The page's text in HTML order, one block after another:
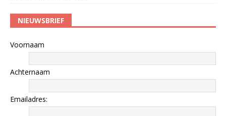
NIEUWSBRIEF
Voornaam
Achternaam
Emailadres: